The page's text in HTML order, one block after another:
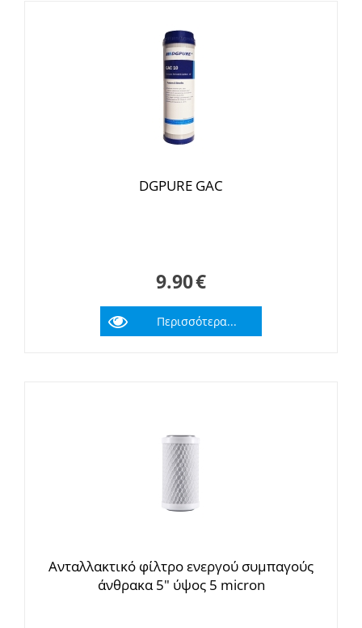
DGPURE GAC
9.90€
Περισσότερα...
Ανταλλακτικό φίλτρο ενεργού συμπαγούς
άνθρακα 5" ύψος 5 micron